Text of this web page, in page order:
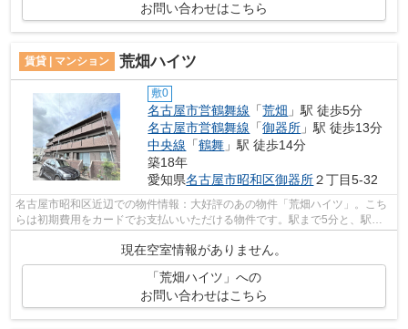
お問い合わせはこちら
賃貸 | マンション 荒畑ハイツ
敷0
名古屋市営鶴舞線 「荒畑 」駅 徒歩5分
名古屋市営鶴舞線 「御器所 」駅 徒歩13分
中央線 「鶴舞 」駅 徒歩14分
築18年
愛知県名古屋市昭和区御器所２丁目5-32
名古屋市昭和区近辺での物件情報：大好評のあの物件「荒畑ハイツ」。こち
らは初期費用をカードでお支払いいただける物件です。駅まで5分と、駅近
でアクセスも良好な物件です。こちらの...
現在空室情報がありません。
「荒畑ハイツ」への
お問い合わせはこちら